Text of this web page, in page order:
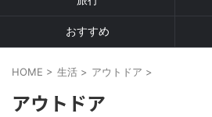
おすすめ
HOME > 生活 > アウトドア >
アウトドア